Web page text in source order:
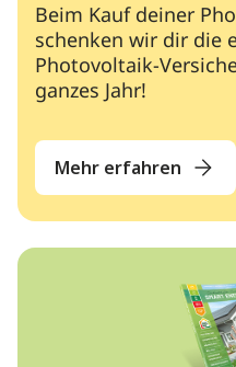
Beim Kauf deiner
schenken wir dir die
Photovoltaik-
ganzes Jahr!
Mehr erfahren